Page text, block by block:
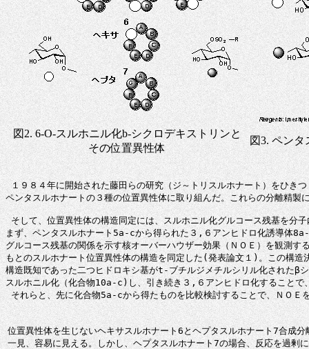
図2. 6-O-スルホニル化b-シクロデキストリンと
その位置異性体
図3. ペンタ
１９８４年に開始された藤田らの研究（ジ～トリスルホナート）をひき
ペンタスルホナートの３種の位置異性体に取り組んだ。これらの分離精製
そして、位置異性体の構造同定には、スルホニル化グルコース残基を分
まず、ペンタスルホナート5a-cから得られた３,６アンヒドロ化誘導体
グルコース残基の関係を示す核オーバーハウザー効果（ＮＯＥ）を観測
もとのスルホナート位置異性体の構造を同定した(発表論文１)。この構
構造既知であった二つヒドロキシ基がt-ブチルジメチルシリル化されたβ
スルホニル化（化合物10a-c)し、引き続き３,６アンヒドロ化することで
それらと、先に化合物5a-cから得たものを比較検討することで、ＮＯＥ
位置異性体を生じないヘキサスルホナート6とヘプタスルホナート7合成分
一見、容易に見える。しかし、ヘプタスルホナート7の場合、反応を過剰